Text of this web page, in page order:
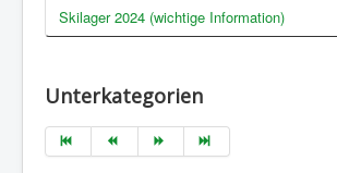
Skilager 2024 (wichtige Information)
Unterkategorien